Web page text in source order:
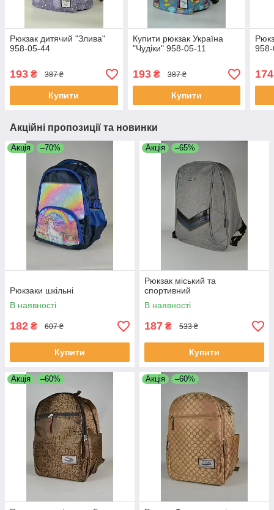
Рюкзак дитячий "Злива"
958-05-44
193 ₴ 387 ₴
Купити
Купити рюкзак Україна
"Чудіки" 958-05-11
193₴ 387 ₴
Купити
174
Акційні пропозиції та новинки
Акція –70%
Рюкзаки шкільні
В наявності
182 ₴ 607 ₴
Купити
Акція –65%
Рюкзак міський та
спортивний
В наявності
187 ₴ 533 ₴
Купити
Акція –60% Акція –60%